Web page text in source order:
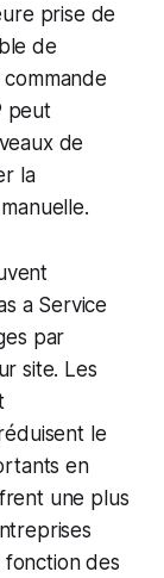
prise de
de
peut
de
la
a Service
par
site. Les
le
en
une plus
fonction des